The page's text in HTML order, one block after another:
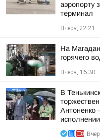
аэропорту
терминал
Вчера, 22:21
На
горячего
Вчера, 16:30
В
Антоненко